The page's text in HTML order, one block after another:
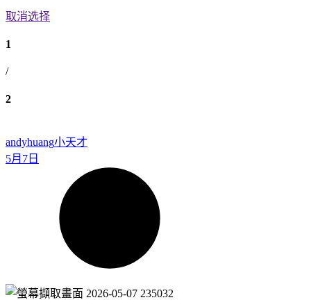
取消选择
1
/
2
andyhuang小天才
5月7日